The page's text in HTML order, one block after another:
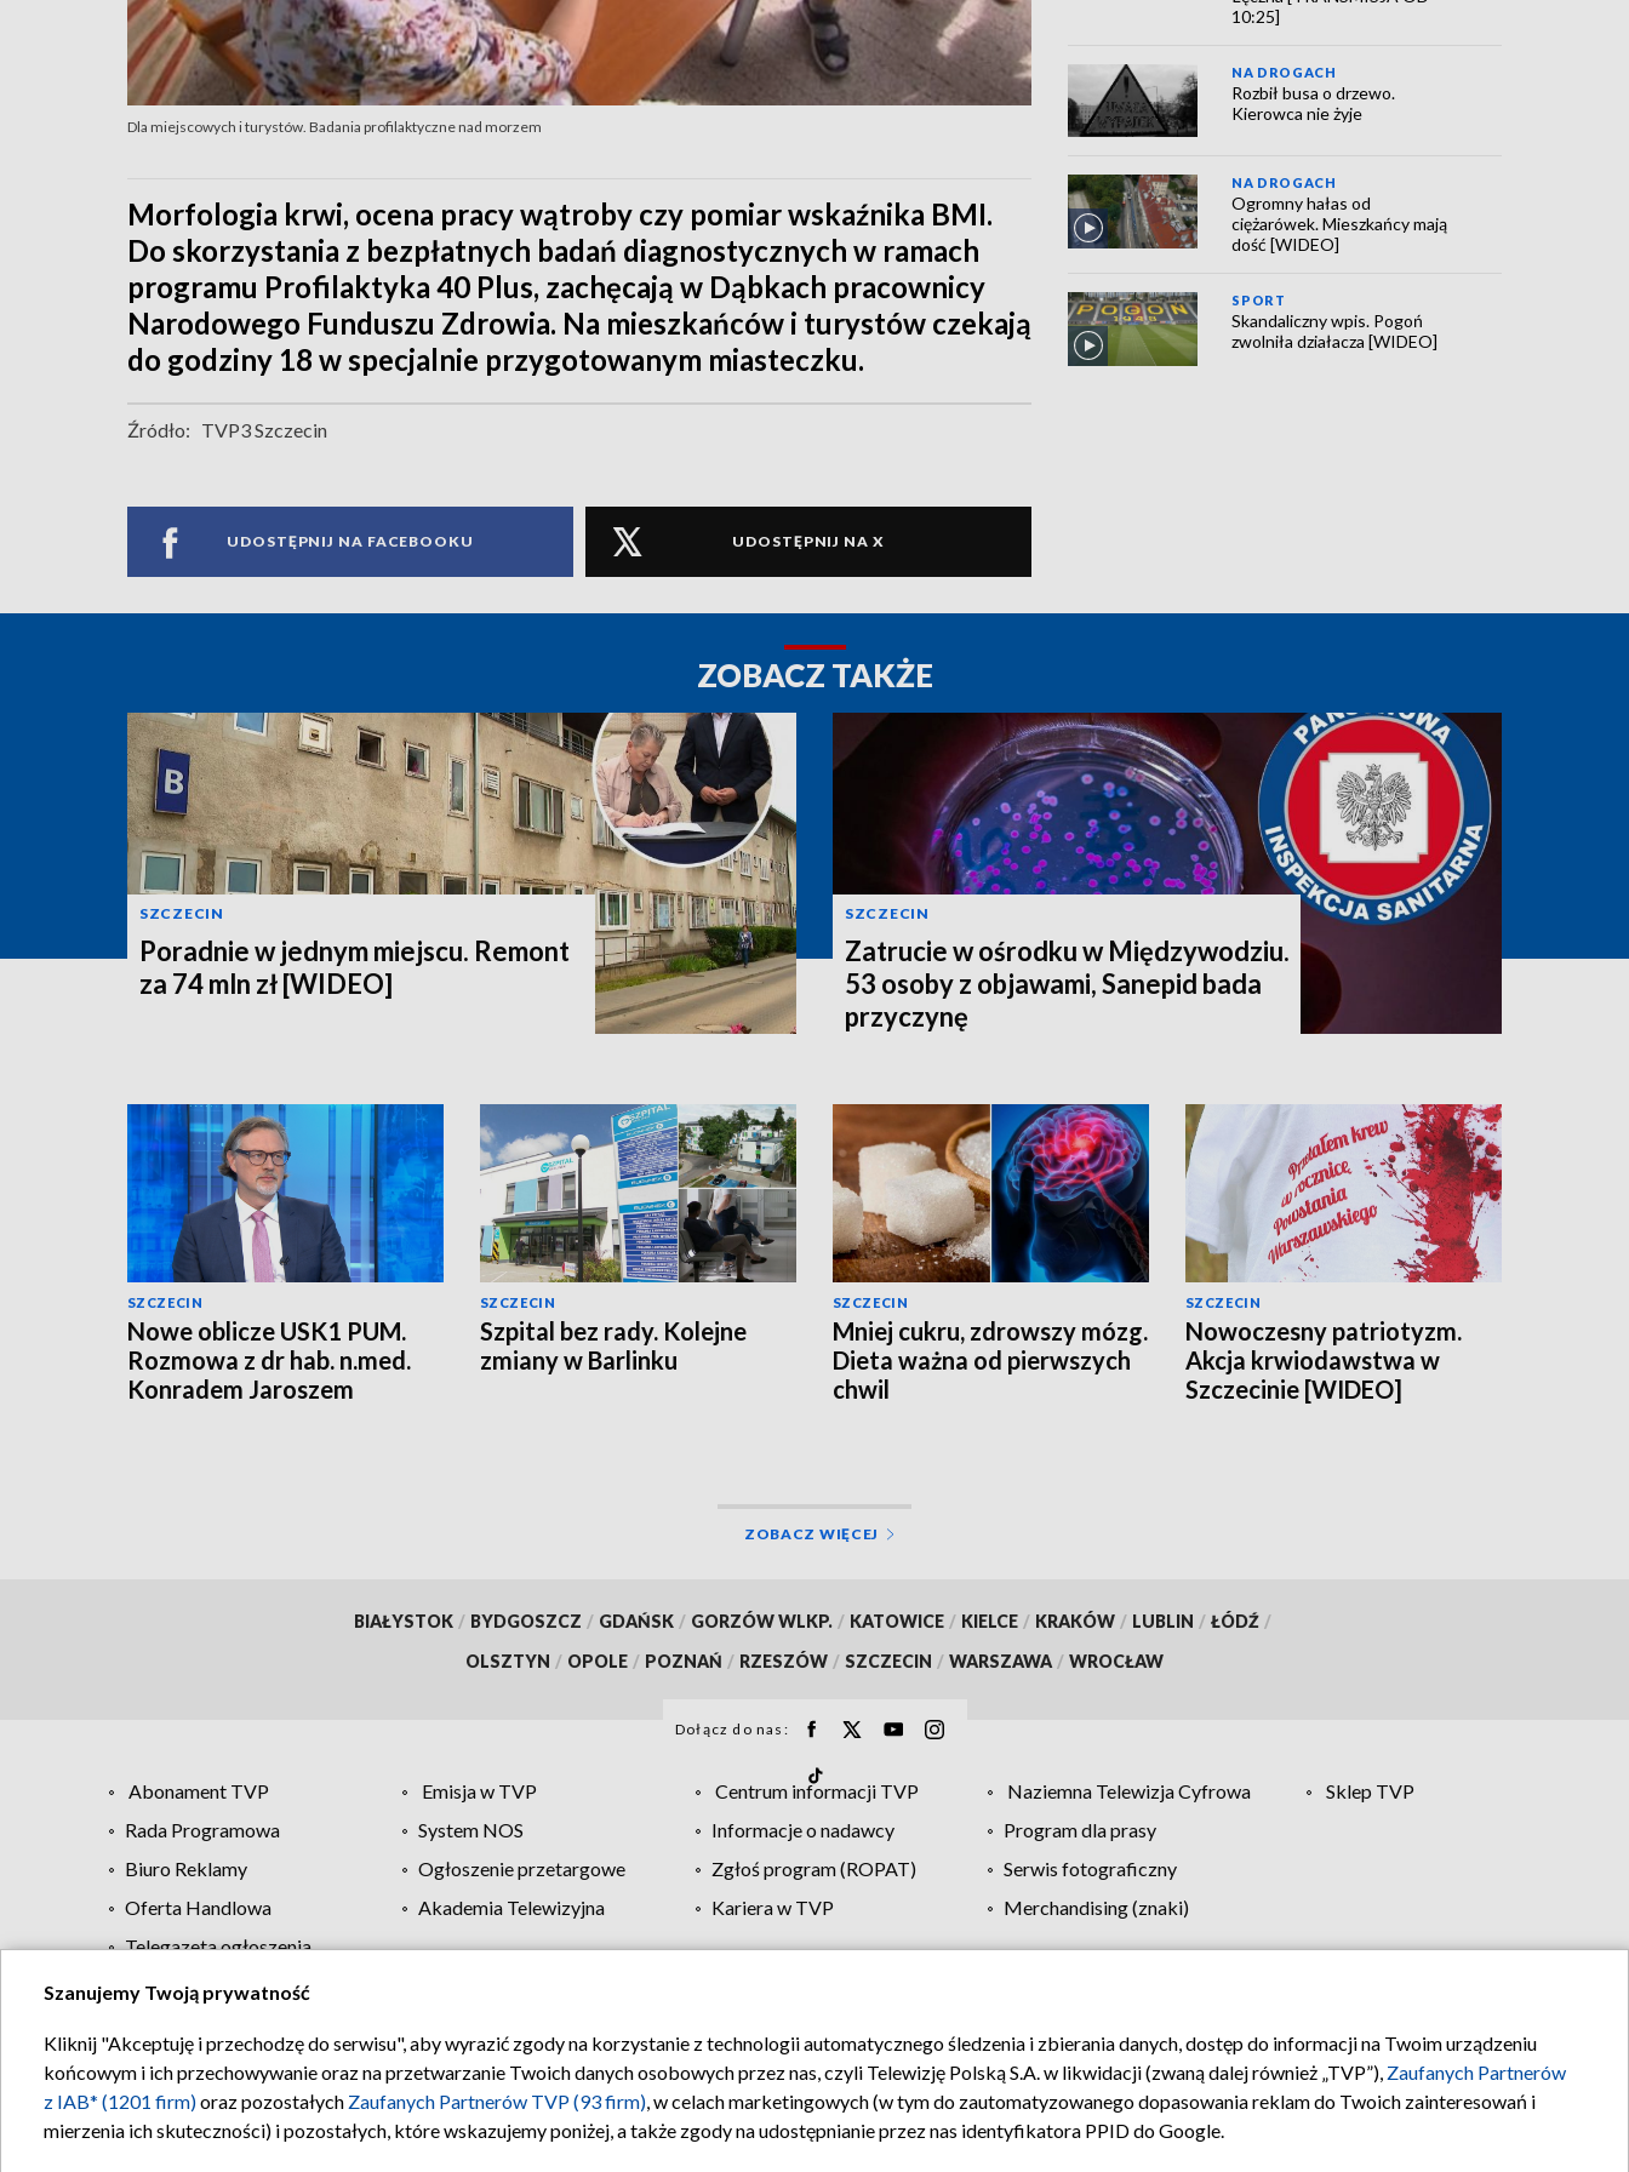
Dla miejscowych i turystów. Badania profilaktyczne nad morzem
Morfologia krwi, ocena pracy wątroby czy pomiar wskaźnika BMI.
Do skorzystania z bezpłatnych badań diagnostycznych w ramach
programu Profilaktyka 40 Plus, zachęcają w Dąbkach pracownicy
Narodowego Funduszu Zdrowia. Na mieszkańców i turystów czekają
do godziny 18 w specjalnie przygotowanym miasteczku.
Źródło: TVP3 Szczecin
UDOSTĘPNIJ NA FACEBOOKU UDOSTĘPNIJ NA X
10:25]
NA DROGACH
Rozbił busa o drzewo.
Kierowca nie żyje
NA DROGACH
Ogromny hałas od
ciężarówek. Mieszkańcy mają
dość [WIDEO]
SPORT
Skandaliczny wpis. Pogoń
zwolniła działacza [WIDEO]
ZOBACZ TAKŻE
SZCZECIN
Poradnie w jednym miejscu. Remont
za 74 mln zł [WIDEO]
SZCZECIN
Zatrucie w ośrodku w Międzywodziu.
53 osoby z objawami, Sanepid bada
przyczynę
SZCZECIN
Nowe oblicze USK1 PUM.
Rozmowa z dr hab. n.med.
Konradem Jaroszem
SZCZECIN
Szpital bez rady. Kolejne
zmiany w Barlinku
SZCZECIN
Mniej cukru, zdrowszy mózg.
Dieta ważna od pierwszych
chwil
SZCZECIN
Nowoczesny patriotyzm.
Akcja krwiodawstwa w
Szczecinie [WIDEO]
ZOBACZ WIĘCEJ
BIAŁYSTOK / BYDGOSZCZ / GDAŃSK / GORZÓW WLKP. / KATOWICE / KIELCE / KRAKÓW / LUBLIN / ŁÓDŹ /
OLSZTYN / OPOLE / POZNAŃ / RZESZÓW / SZCZECIN / WARSZAWA / WROCŁAW
Dołącz do nas:
Abonament TVP Emisja w TVP Centrum informacji TVP Naziemna Telewizja Cyfrowa
Sklep TVP
Rada Programowa
System NOS Informacje o nadawcy
Program dla prasy
Biuro Reklamy
Ogłoszenie przetargowe Zgłoś program (ROPAT)
Serwis fotograficzny
Oferta Handlowa
Akademia Telewizyjna Kariera w TVP
Merchandising (znaki)
Telegazeta ogłoszenia
Regulamin TVP Polityka prywatności Moje zgody Pomoc Biuro reklamy Kontakt
Szanujemy Twoją prywatność
Kliknij "Akceptuję i przechodzę do serwisu", aby wyrazić zgody na korzystanie z technologii automatycznego śledzenia i zbierania danych, dostęp do informacji na Twoim urządzeniu
końcowym i ich przechowywanie oraz na przetwarzanie Twoich danych osobowych przez nas, czyli Telewizję Polską S.A. w likwidacji (zwaną dalej również „TVP”), Zaufanych Partnerów
z IAB* (1201 firm)oraz pozostałych Zaufanych Partnerów TVP (93 firm), w celach marketingowych (w tym do zautomatyzowanego dopasowania reklam do Twoich zainteresowań i
mierzenia ich skuteczności) i pozostałych, które wskazujemy poniżej, a także zgody na udostępnianie przez nas identyfikatora PPID do Google.